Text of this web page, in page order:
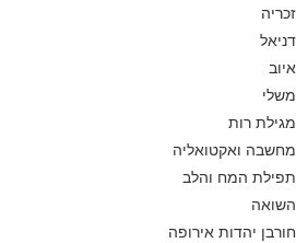
זכריה
דניאל
איוב
משלי
מגילת רות
מחשבה ואקטואליה
תפילת המח והלב
השואה
חורבן יהדות אירופה